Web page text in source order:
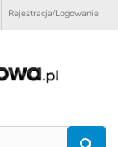
Rejestracja/Logowanie